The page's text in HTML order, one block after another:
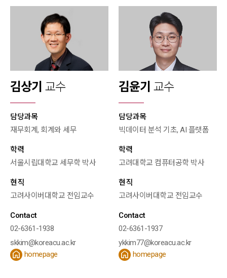
김상기 교수
담당과목
재무회계, 회계와 세무
학력
서울시립대학교 세무학 박사
현직
고려사이버대학교 전임교수
Contact
02-6361-1938
skkim@koreacu.ac.kr
homepage
김윤기 교수
담당과목
빅데이터 분석 기초, AI 플랫폼
학력
고려대학교 컴퓨터공학 박사
현직
고려사이버대학교 전임교수
Contact
02-6361-1937
ykkim77@koreacu.ac.kr
homepage